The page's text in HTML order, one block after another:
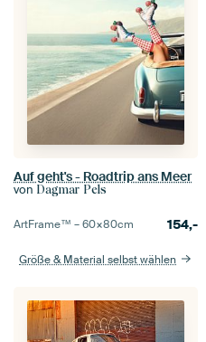
Auf geht's - Roadtrip ans Meer
von Dagmar Pels
ArtFrame™ –60×80cm 154,-
Größe & Material selbst wählen